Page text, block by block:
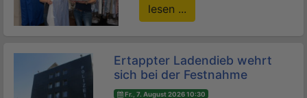
lesen ...
Ertappter Ladendieb wehrt
sich bei der Festnahme
Fr., 7. August 2026 10:30